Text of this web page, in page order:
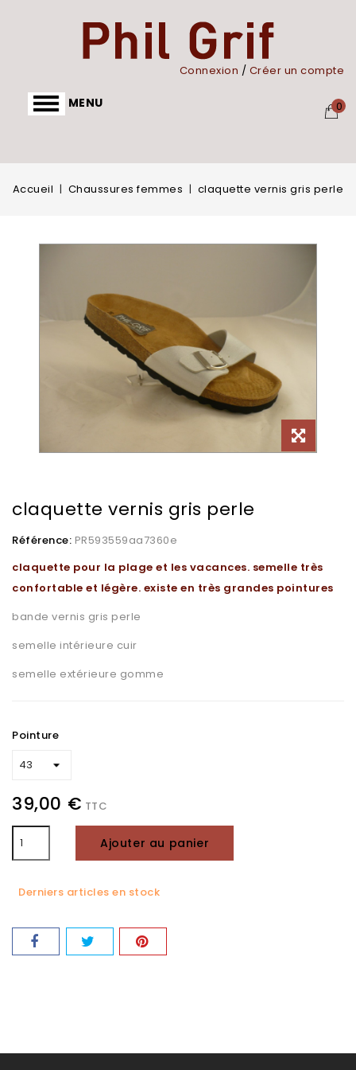
Connexion / Créer un compte
0
MENU
Accueil Chaussures femmes claquette vernis gris perle
claquette vernis gris perle
Référence: PR593559aa7360e
claquette pour la plage et les vacances. semelle très
confortable et légère. existe en très grandes pointures
bande vernis gris perle
semelle intérieure cuir
semelle extérieure gomme
Pointure
39,00 € TTC
Ajouter au panier
Derniers articles en stock